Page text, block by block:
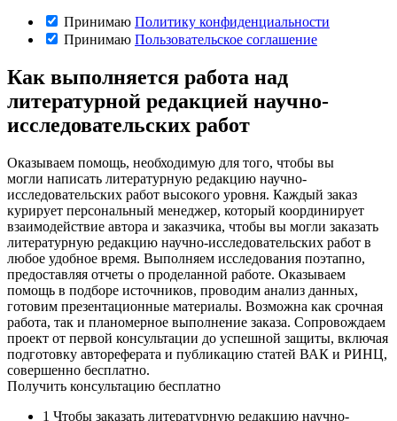
Принимаю Политику конфиденциальности
Принимаю Пользовательское соглашение
Как выполняется работа над
литературной редакцией научно-
исследовательских работ
Оказываем помощь, необходимую для того, чтобы вы
могли написать литературную редакцию научно-
исследовательских работ высокого уровня. Каждый заказ
курирует персональный менеджер, который координирует
взаимодействие автора и заказчика, чтобы вы могли заказать
литературную редакцию научно-исследовательских работ в
любое удобное время. Выполняем исследования поэтапно,
предоставляя отчеты о проделанной работе. Оказываем
помощь в подборе источников, проводим анализ данных,
готовим презентационные материалы. Возможна как срочная
работа, так и планомерное выполнение заказа. Сопровождаем
проект от первой консультации до успешной защиты, включая
подготовку автореферата и публикацию статей ВАК и РИНЦ,
совершенно бесплатно.
Получить консультацию бесплатно
1 Чтобы заказать литературную редакцию научно-